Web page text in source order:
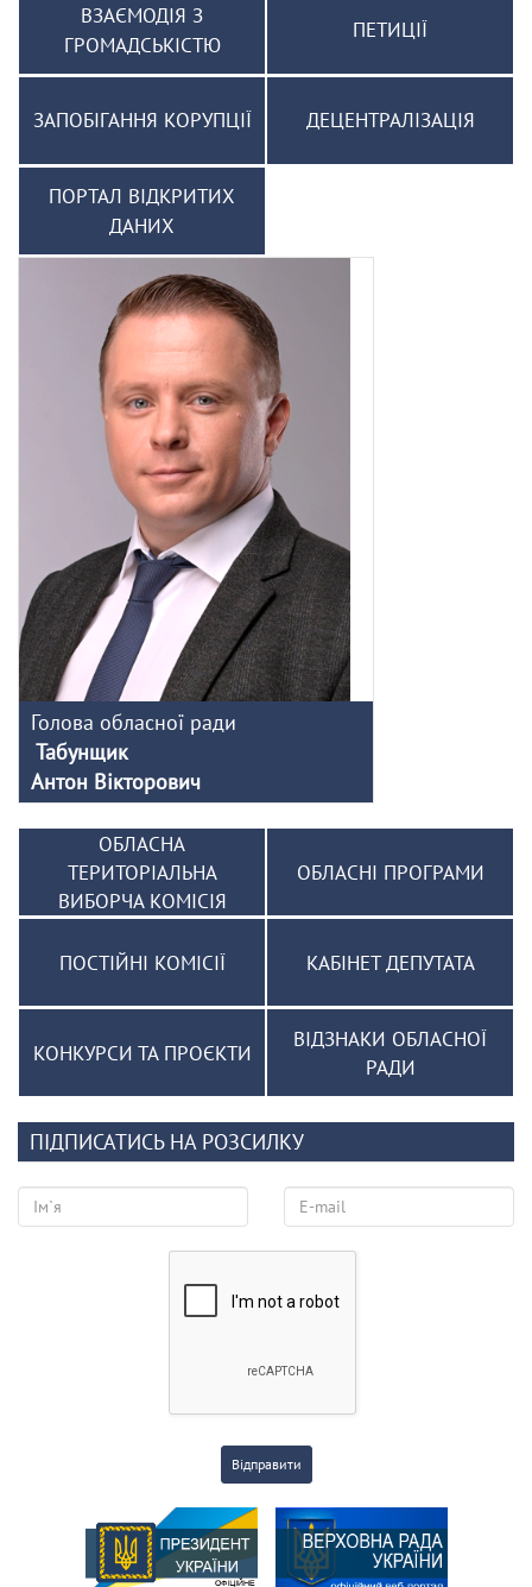
ВЗАЄМОДІЯ З
ГРОМАДСЬКІСТЮ
ПЕТИЦІЇ
ЗАПОБІГАННЯ КОРУПЦІЇ ДЕЦЕНТРАЛІЗАЦІЯ
ПОРТАЛ ВІДКРИТИХ
ДАНИХ
Голова обласної ради
Табунщик
Антон Вікторович
ОБЛАСНА
ТЕРИТОРІАЛЬНА
ВИБОРЧА КОМІСІЯ
ОБЛАСНІ ПРОГРАМИ
ПОСТІЙНІ КОМІСІЇ КАБІНЕТ ДЕПУТАТА
КОНКУРСИ ТА ПРОЄКТИ
ВІДЗНАКИ ОБЛАСНОЇ
РАДИ
ПІДПИСАТИСЬ НА РОЗСИЛКУ
Відправити